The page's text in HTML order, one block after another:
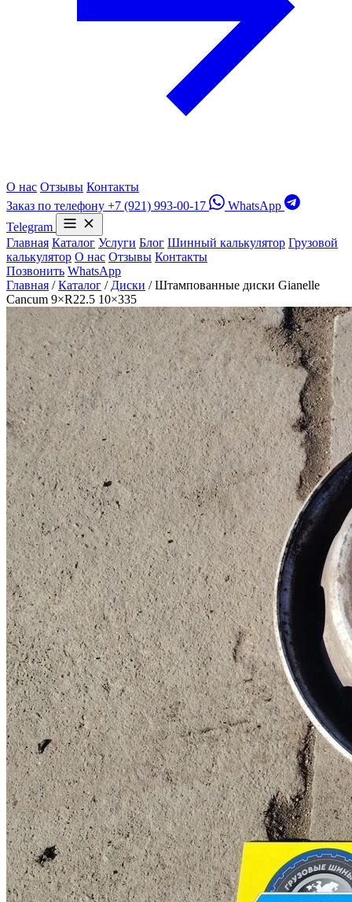
О нас Отзывы Контакты
Заказ по телефону +7 (921) 993-00-17
WhatsApp
Telegram
Главная Каталог Услуги Блог Шинный калькулятор Грузовой
калькулятор О нас Отзывы Контакты
Позвонить WhatsApp
Главная / Каталог / Диски / Штампованные диски Gianelle
Cancum 9×R22.5 10×335